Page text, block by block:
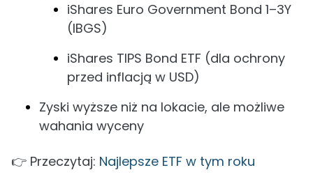
iShares Euro Government Bond 1–3Y
(IBGS)
iShares TIPS Bond ETF (dla ochrony
przed inflacją w USD)
Zyski wyższe niż na lokacie, ale możliwe
wahania wyceny
👉 Przeczytaj: Najlepsze ETF w tym roku